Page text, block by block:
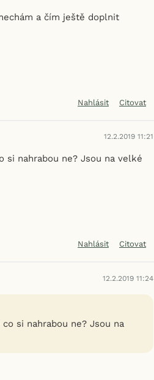
a čím ještě doplnit
Nahlásit Citovat
12.2.2019 11:21
si nahrabou ne? Jsou na velké
Nahlásit Citovat
12.2.2019 11:24
si nahrabou ne? Jsou na